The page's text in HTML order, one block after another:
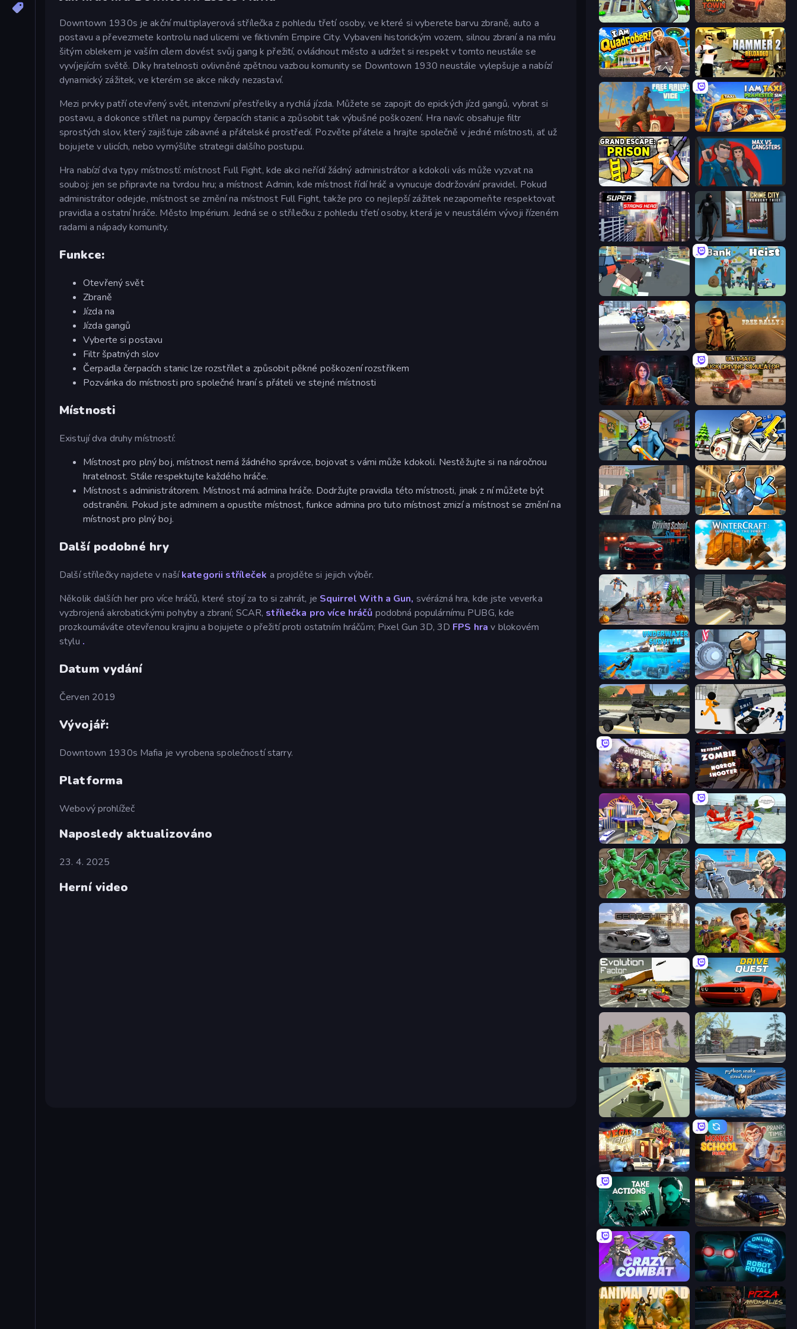
Downtown 1930s je akční multiplayerová střílečka z pohledu třetí osoby, ve které si vyberete barvu zbraně, auto a
postavu a převezmete kontrolu nad ulicemi ve fiktivním Empire City. Vybaveni historickým vozem, silnou zbraní a na míru
šitým oblekem je vaším cílem dovést svůj gang k přežití, ovládnout město a udržet si respekt v tomto neustále se
vyvíjejícím světě. Díky hratelnosti ovlivněné zpětnou vazbou komunity se Downtown 1930 neustále vylepšuje a nabízí
dynamický zážitek, ve kterém se akce nikdy nezastaví.
Mezi prvky patří otevřený svět, intenzivní přestřelky a rychlá jízda. Můžete se zapojit do epických jízd gangů, vybrat si
postavu, a dokonce střílet na pumpy čerpacích stanic a způsobit tak výbušné poškození. Hra navíc obsahuje filtr
sprostých slov, který zajišťuje zábavné a přátelské prostředí. Pozvěte přátele a hrajte společně v jedné místnosti, ať už
bojujete v ulicích, nebo vymýšlíte strategii dalšího postupu.
Hra nabízí dva typy místností: místnost Full Fight, kde akci neřídí žádný administrátor a kdokoli vás může vyzvat na
souboj: jen se připravte na tvrdou hru; a místnost Admin, kde místnost řídí hráč a vynucuje dodržování pravidel. Pokud
administrátor odejde, místnost se změní na místnost Full Fight, takže pro co nejlepší zážitek nezapomeňte respektovat
pravidla a ostatní hráče. Město Impérium. Jedná se o střílečku z pohledu třetí osoby, která je v neustálém vývoji řízeném
radami a nápady komunity.
Funkce:
Otevřený svět
Zbraně
Jízda na
Jízda gangů
Vyberte si postavu
Filtr špatných slov
Čerpadla čerpacích stanic lze rozstřílet a způsobit pěkné poškození rozstřikem
Pozvánka do místnosti pro společné hraní s přáteli ve stejné místnosti
Místnosti
Existují dva druhy místností:
Místnost pro plný boj, místnost nemá žádného správce, bojovat s vámi může kdokoli. Nestěžujte si na náročnou
hratelnost. Stále respektujte každého hráče.
Místnost s administrátorem. Místnost má admina hráče. Dodržujte pravidla této místnosti, jinak z ní můžete být
odstraněni. Pokud jste adminem a opustíte místnost, funkce admina pro tuto místnost zmizí a místnost se změní na
místnost pro plný boj.
Další podobné hry
Další střílečky najdete v našíkategorii stříleček a projděte si jejich výběr.
Několik dalších her pro více hráčů, které stojí za to si zahrát, je Squirrel With a Gun, svérázná hra, kde jste veverka
vyzbrojená akrobatickými pohyby a zbraní; SCAR, střílečka pro více hráčů podobná populárnímu PUBG, kde
prozkoumáváte otevřenou krajinu a bojujete o přežití proti ostatním hráčům; Pixel Gun 3D, 3D FPS hra v blokovém
stylu .
Datum vydání
Červen 2019
Vývojář:
Downtown 1930s Mafia je vyrobena společností starry.
Platforma
Webový prohlížeč
Naposledy aktualizováno
23. 4. 2025
Herní video
Bank Robbery 3 DriveTown
I Am Quadrober! Hammer 2
Free Rally: Vice I Am Taxi Prankster Sim
Grand Escape: Prison Max vs Gangsters
Super Strong Hero Crime City Robbery Thief Games
Bank Heist
Amazing Crime Strange Stickman Free Rally 2
Survival Zone Zombie Outbreak Ultimate Truck Driving Simulator 2020
Save the Hostages Bank Robbery: Escape
Gangsters Squad Bank Robbery 2
Driving School Simulator WinterCraft: Survival in the Forest
Flying Bat Robot Car Transform Game Dragon Vice City
Underwater Survival: Deep Dive Bank Robbery
Stickman Prison: Counter Assault
Simple Sandbox 3 Resident Zombies: Horror Shooter
Casino Robbery Alcatraz Prison Escape Plan
Soldiers - Capture and Control! Shoot and Drive
Gearshift One Redcoats.io
Evolution Factor Drive Quest
Survive In The Forest Free Rally: Lost Angeles
Secret Agent James Python Snake Simulator
Vegas Clash 3D Monkey School Prank
Take Actions City Classic Car Driving: 131
Crazy Combat Online Robot Royale